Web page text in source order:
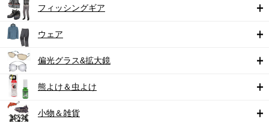
フィッシングギア
ウェア
偏光グラス&拡大鏡
熊よけ＆虫よけ
小物＆雑貨